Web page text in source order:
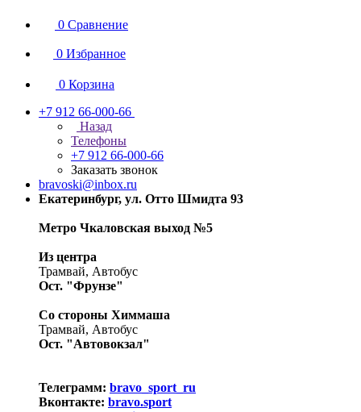
0 Сравнение
0 Избранное
0 Корзина
+7 912 66-000-66
Назад
Телефоны
+7 912 66-000-66
Заказать звонок
bravoski@inbox.ru
Екатеринбург, ул. Отто Шмидта 93
Метро Чкаловская выход №5
Из центра
Трамвай, Автобус
Ост. "Фрунзе"
Со стороны Химмаша
Трамвай, Автобус
Ост. "Автовокзал"
Телеграмм: bravo_sport_ru
Вконтакте: bravo.sport